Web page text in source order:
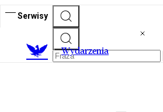
Serwisy
Wydarzenia